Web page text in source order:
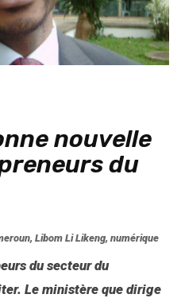
nouvelle
du
, Libom Li Likeng, numérique
du secteur du
Le ministère que dirige